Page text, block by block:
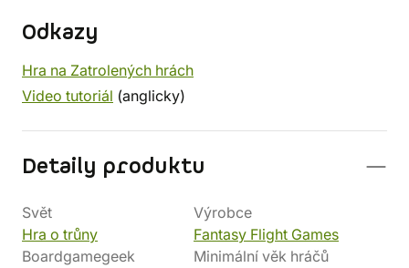
Odkazy
Hra na Zatrolených hrách
Video tutoriál (anglicky)
Detaily produktu
Svět
Hra o trůny
Výrobce
Fantasy Flight Games
Boardgamegeek
Minimální věk hráčů